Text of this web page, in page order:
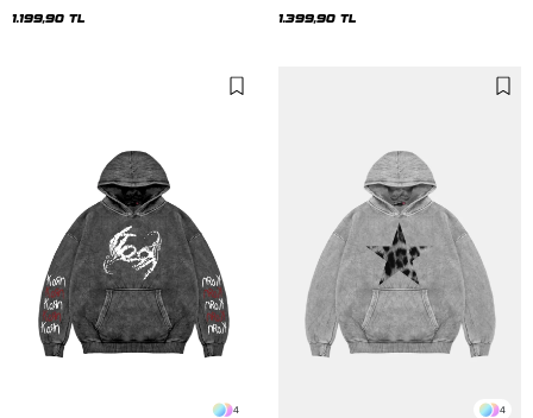
1.199,90 TL
Hoodie
1.399,90 TL
4 4